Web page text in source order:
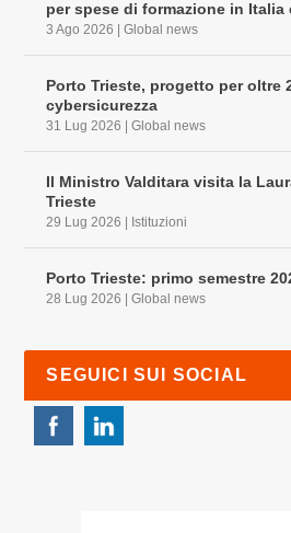
per spese di formazione in Italia
3 Ago 2026 |Global news
Porto Trieste, progetto per oltre
cybersicurezza
31 Lug 2026 |Global news
Il Ministro Valditara visita la
Trieste
29 Lug 2026 Istituzioni
Porto Trieste: primo semestre
28 Lug 2026 |Global news
SEGUICI SUI SOCIAL